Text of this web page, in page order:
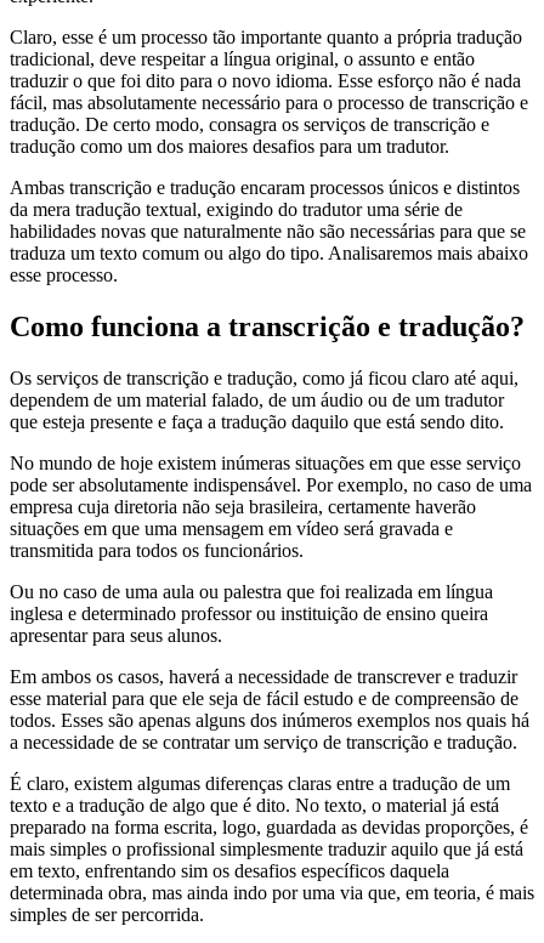
Claro, esse é um processo tão importante quanto a própria tradução
tradicional, deve respeitar a língua original, o assunto e então
traduzir o que foi dito para o novo idioma. Esse esforço não é nada
fácil, mas absolutamente necessário para o processo de transcrição e
tradução. De certo modo, consagra os serviços de transcrição e
tradução como um dos maiores desafios para um tradutor.
Ambas transcrição e tradução encaram processos únicos e distintos
da mera tradução textual, exigindo do tradutor uma série de
habilidades novas que naturalmente não são necessárias para que se
traduza um texto comum ou algo do tipo. Analisaremos mais abaixo
esse processo.
Como funciona a transcrição e tradução?
Os serviços de transcrição e tradução, como já ficou claro até aqui,
dependem de um material falado, de um áudio ou de um tradutor
que esteja presente e faça a tradução daquilo que está sendo dito.
No mundo de hoje existem inúmeras situações em que esse serviço
pode ser absolutamente indispensável. Por exemplo, no caso de uma
empresa cuja diretoria não seja brasileira, certamente haverão
situações em que uma mensagem em vídeo será gravada e
transmitida para todos os funcionários.
Ou no caso de uma aula ou palestra que foi realizada em língua
inglesa e determinado professor ou instituição de ensino queira
apresentar para seus alunos.
Em ambos os casos, haverá a necessidade de transcrever e traduzir
esse material para que ele seja de fácil estudo e de compreensão de
todos. Esses são apenas alguns dos inúmeros exemplos nos quais há
a necessidade de se contratar um serviço de transcrição e tradução.
É claro, existem algumas diferenças claras entre a tradução de um
texto e a tradução de algo que é dito. No texto, o material já está
preparado na forma escrita, logo, guardada as devidas proporções, é
mais simples o profissional simplesmente traduzir aquilo que já está
em texto, enfrentando sim os desafios específicos daquela
determinada obra, mas ainda indo por uma via que, em teoria, é mais
simples de ser percorrida.